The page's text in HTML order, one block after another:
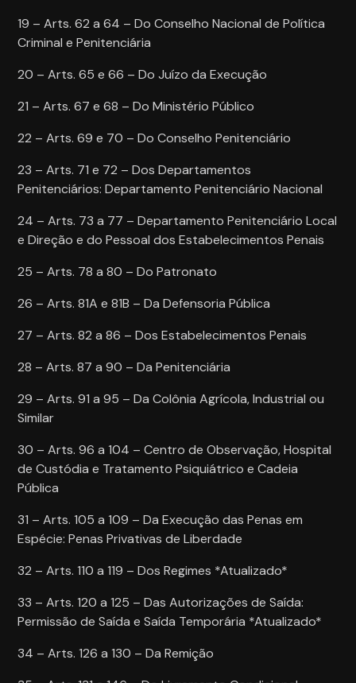
19 – Arts. 62 a 64 – Do Conselho Nacional de Política
Criminal e Penitenciária
20 – Arts. 65 e 66 – Do Juízo da Execução
21 – Arts. 67 e 68 – Do Ministério Público
22 – Arts. 69 e 70 – Do Conselho Penitenciário
23 – Arts. 71 e 72 – Dos Departamentos
Penitenciários: Departamento Penitenciário Nacional
24 – Arts. 73 a 77 – Departamento Penitenciário Local
e Direção e do Pessoal dos Estabelecimentos Penais
25 – Arts. 78 a 80 – Do Patronato
26 – Arts. 81A e 81B – Da Defensoria Pública
27 – Arts. 82 a 86 – Dos Estabelecimentos Penais
28 – Arts. 87 a 90 – Da Penitenciária
29 – Arts. 91 a 95 – Da Colônia Agrícola, Industrial ou
Similar
30 – Arts. 96 a 104 – Centro de Observação, Hospital
de Custódia e Tratamento Psiquiátrico e Cadeia
Pública
31 – Arts. 105 a 109 – Da Execução das Penas em
Espécie: Penas Privativas de Liberdade
32 – Arts. 110 a 119 – Dos Regimes *Atualizado*
33 – Arts. 120 a 125 – Das Autorizações de Saída:
Permissão de Saída e Saída Temporária *Atualizado*
34 – Arts. 126 a 130 – Da Remição